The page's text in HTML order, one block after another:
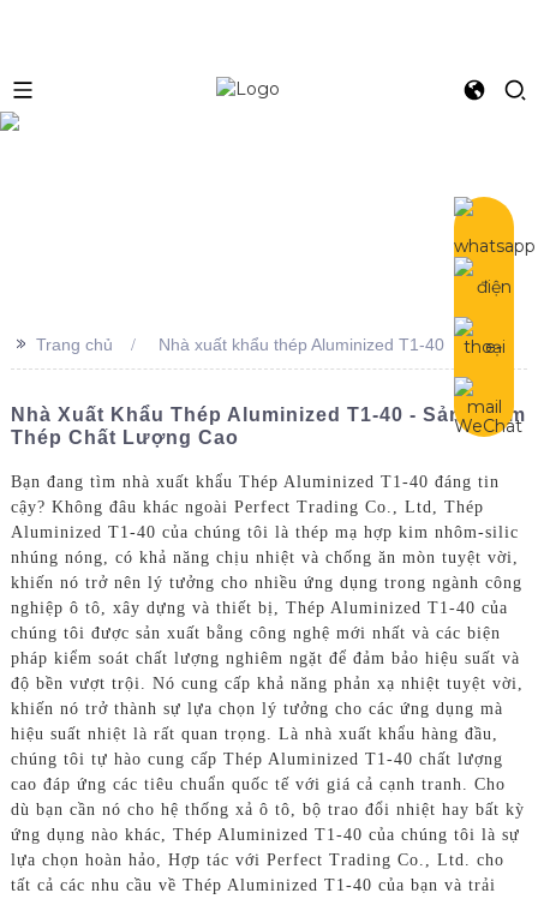
>> Trang chủ Nhà xuất khẩu thép Aluminized T1-40
Nhà Xuất Khẩu Thép Aluminized T1-40 - Sản Phẩm
Thép Chất Lượng Cao
Bạn đang tìm nhà xuất khẩu Thép Aluminized T1-40 đáng tin
cậy? Không đâu khác ngoài Perfect Trading Co., Ltd, Thép
Aluminized T1-40 của chúng tôi là thép mạ hợp kim nhôm-silic
nhúng nóng, có khả năng chịu nhiệt và chống ăn mòn tuyệt vời,
khiến nó trở nên lý tưởng cho nhiều ứng dụng trong ngành công
nghiệp ô tô, xây dựng và thiết bị, Thép Aluminized T1-40 của
chúng tôi được sản xuất bằng công nghệ mới nhất và các biện
pháp kiểm soát chất lượng nghiêm ngặt để đảm bảo hiệu suất và
độ bền vượt trội. Nó cung cấp khả năng phản xạ nhiệt tuyệt vời,
khiến nó trở thành sự lựa chọn lý tưởng cho các ứng dụng mà
hiệu suất nhiệt là rất quan trọng. Là nhà xuất khẩu hàng đầu,
chúng tôi tự hào cung cấp Thép Aluminized T1-40 chất lượng
cao đáp ứng các tiêu chuẩn quốc tế với giá cả cạnh tranh. Cho
dù bạn cần nó cho hệ thống xả ô tô, bộ trao đổi nhiệt hay bất kỳ
ứng dụng nào khác, Thép Aluminized T1-40 của chúng tôi là sự
lựa chọn hoàn hảo, Hợp tác với Perfect Trading Co., Ltd. cho
tất cả các nhu cầu về Thép Aluminized T1-40 của bạn và trải